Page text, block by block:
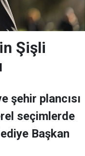
Şişli
şehir plancısı
seçimlerde
Başkan